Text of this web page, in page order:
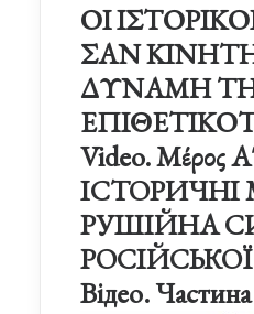
ΟΙ
ΣΑΝ
ΔΥΝΑΜΗ
Video. Μέρος
ІСТОРИЧНІ
РУШІЙНА
РОСІЙСЬКОЇ
Відео.